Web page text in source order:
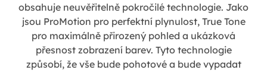
obsahuje neuvěřitelně pokročilé technologie. Jako
jsou ProMotion pro perfektní plynulost, True Tone
pro maximálně přirozený pohled a ukázková
přesnost zobrazení barev. Tyto technologie
způsobí, že vše bude pohotové a bude vypadat